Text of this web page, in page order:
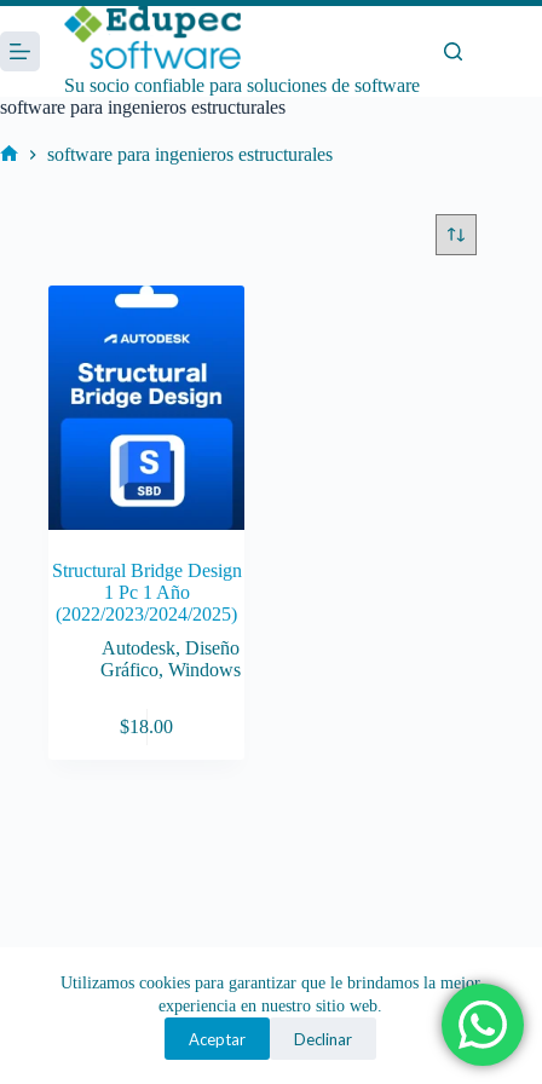
Saltar
al
contenido
Utilizamos cookies para garantizar que le brindamos la mejor
experiencia en nuestro sitio web.
Aceptar Declinar
Su socio confiable para soluciones de software
software para ingenieros estructurales
software para ingenieros estructurales
Structural Bridge Design
1 Pc 1 Año
(2022/2023/2024/2025)
Autodesk,Diseño
Gráfico,Windows
$18.00